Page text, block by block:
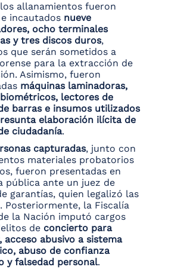
allanamientos fueron
incautados nueve
ocho terminales
y tres discos duros,
que serán sometidos a
para la extracción de
Asimismo, fueron
máquinas laminadoras,
lectores de
barras e insumos utilizados
elaboración ilícita de
ciudadanía.
capturadas, junto con
materiales probatorios
fueron presentadas en
pública ante un juez de
garantías, quien legalizó las
Posteriormente, la Fiscalía
la Nación imputó cargos
de concierto para
acceso abusivo a sistema
abuso de confianza
y falsedad personal.